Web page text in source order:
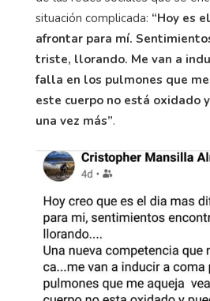
situación complicada: “Hoy es
afrontar para mí.
triste, llorando. Me van a
falla en los pulmones que
este cuerpo no está oxidado
una vez más”.